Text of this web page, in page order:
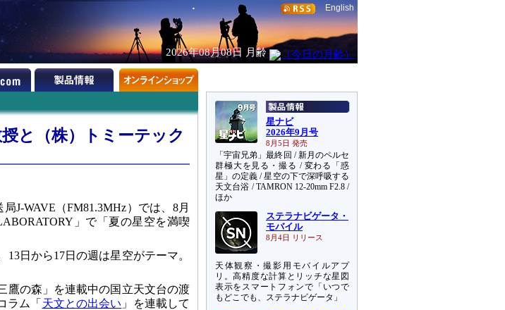
English
2026年08月08日 月齢
と（株）トミーテック
J-WAVE（FM81.3MHz）では、8月
」で「夏の星空を満喫
日から17日の週は星空がテーマ。
鷹の森」を連載中の国立天文台の渡
ラム「 天文との出会い 」を連載して
星ナビ
2026年9月号
8月5日 発売
「宇宙兄弟」最終回 / 新月のペルセ
群極大を見る・撮る / 変わる「惑
星」の定義 / 星空の下で深呼吸する
天文台浴 / TAMRON 12-20mm F2.8 /
ほか
ステラナビゲータ・
モバイル
8月4日 リリース
天体観察・撮影用モバイルアプ
リ。高精度な計算とリッチな星図
表示をスマートフォンで「いつで
もどこでも、ステラナビゲータ」